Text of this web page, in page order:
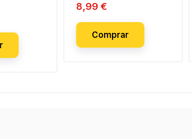
Preço
8,99 €
Comprar